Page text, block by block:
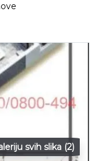
svih slika (2)